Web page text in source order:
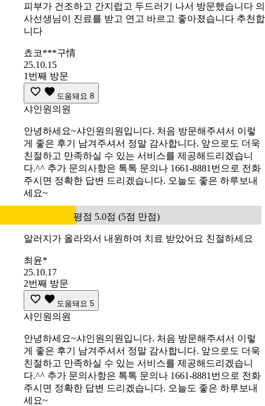
피부가 건조하고 간지럽고 두드러기 나서 방문했습니다 의
사선생님이 진료를 받고 연고 바르고 좋아졌습니다 추천합
니다
쵸코***구情
25.10.15
1번째 방문
도움돼요 8
샤인원의원
안녕하세요~샤인원의원입니다. 처음 방문해주셔서 이렇
게 좋은 후기 남겨주셔서 정말 감사합니다. 앞으로도 더욱
친절하고 만족하실 수 있는 서비스를 제공해드리겠습니
다.^^ 추가 문의사항은 톡톡 문의나 1661-8881번으로 전화
주시면 정확한 답변 드리겠습니다. 오늘도 좋은 하루보내
세요~
평점 5.0점 (5점 만점)
알러지가 올라와서 내원하여 치료 받았어요 친절하세요
최윤*
25.10.17
2번째 방문
도움돼요 5
샤인원의원
안녕하세요~샤인원의원입니다. 처음 방문해주셔서 이렇
게 좋은 후기 남겨주셔서 정말 감사합니다. 앞으로도 더욱
친절하고 만족하실 수 있는 서비스를 제공해드리겠습니
다.^^ 추가 문의사항은 톡톡 문의나 1661-8881번으로 전화
주시면 정확한 답변 드리겠습니다. 오늘도 좋은 하루보내
세요~